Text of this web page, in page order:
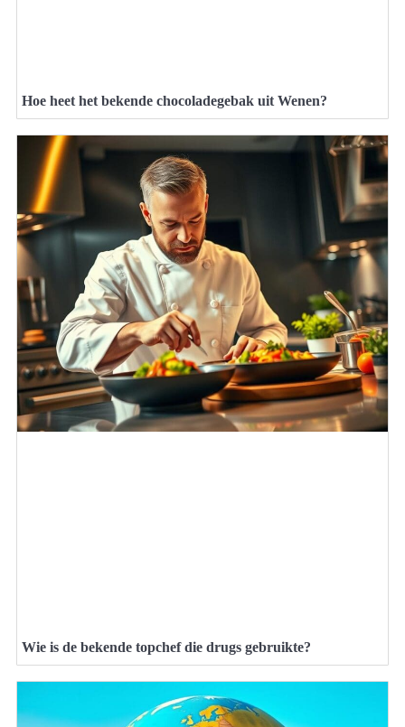
Hoe heet het bekende chocoladegebak uit Wenen?
Wie is de bekende topchef die drugs gebruikte?